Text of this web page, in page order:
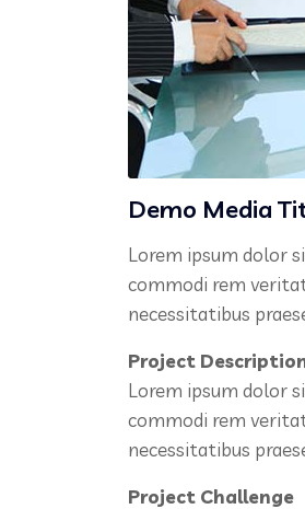
Demo Media
Lorem ipsum dolor
commodi rem
necessitatibus
Project
Lorem ipsum dolor
commodi rem
necessitatibus
Project Challenge